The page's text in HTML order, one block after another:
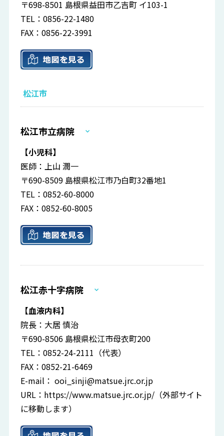
〒698-8501 島根県益田市乙吉町 イ103-1
TEL：0856-22-1480
FAX：0856-22-3991
松江市
松江市立病院
【小児科】
医師：上山 潤一
〒690-8509 島根県松江市乃白町32番地1
TEL：0852-60-8000
FAX：0852-60-8005
松江赤十字病院
【血液内科】
院長：大居 慎治
〒690-8506 島根県松江市母衣町200
TEL：0852-24-2111（代表）
FAX：0852-21-6469
E-mail：ooi_sinji@matsue.jrc.or.jp
URL： https://www.matsue.jrc.or.jp/ （外部サイト
に移動します）